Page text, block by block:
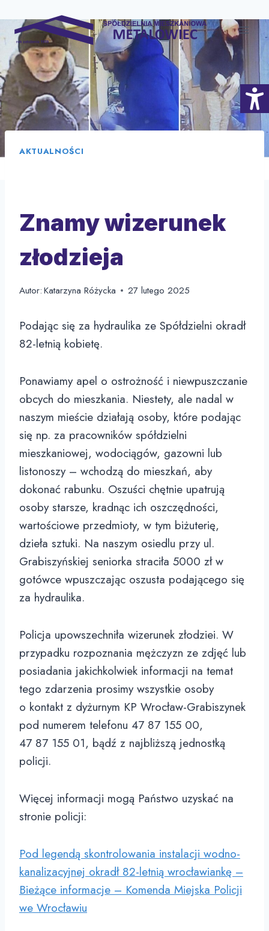
content
AKTUALNOŚCI
Znamy wizerunek
złodzieja
Autor:Katarzyna Różycka 27 lutego 2025
Podając się za hydraulika ze Spółdzielni okradł
82-letnią kobietę.
Ponawiamy apel o ostrożność i niewpuszczanie
obcych do mieszkania. Niestety, ale nadal w
naszym mieście działają osoby, które podając
się np. za pracowników spółdzielni
mieszkaniowej, wodociągów, gazowni lub
listonoszy – wchodzą do mieszkań, aby
dokonać rabunku. Oszuści chętnie upatrują
osoby starsze, kradnąc ich oszczędności,
wartościowe przedmioty, w tym biżuterię,
dzieła sztuki. Na naszym osiedlu przy ul.
Grabiszyńskiej seniorka straciła 5000 zł w
gotówce wpuszczając oszusta podającego się
za hydraulika.
Policja upowszechniła wizerunek złodziei. W
przypadku rozpoznania mężczyzn ze zdjęć lub
posiadania jakichkolwiek informacji na temat
tego zdarzenia prosimy wszystkie osoby
o kontakt z dyżurnym KP Wrocław-Grabiszynek
pod numerem telefonu 47 87 155 00,
47 87 155 01, bądź z najbliższą jednostką
policji.
Więcej informacji mogą Państwo uzyskać na
stronie policji:
Pod legendą skontrolowania instalacji wodno-
kanalizacyjnej okradł 82-letnią wrocławiankę –
Bieżące informacje – Komenda Miejska Policji
we Wrocławiu